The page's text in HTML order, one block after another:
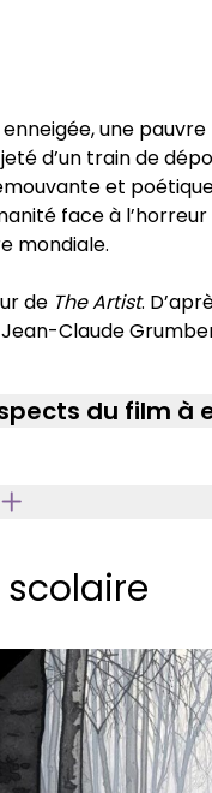
une
d’un train de
et
face à
mondiale.
de The Artist.
Claude
du film à